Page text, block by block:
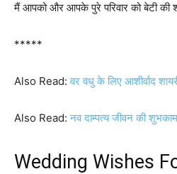
मैं आपको और आपके पुरे परिवार को बेटी की
*****
Also Read:वर वधु के लिए आशीर्वाद
Also Read:नव दाम्पत्य जीवन की
Wedding Wishes